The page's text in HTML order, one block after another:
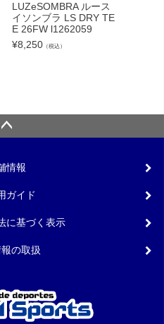
LUZeSOMBRA ルース
イソンブラ LS DRY TE
E 26FW l1262059
¥8,250 （税込）
情報
ガイド
に基づく表示
の取扱